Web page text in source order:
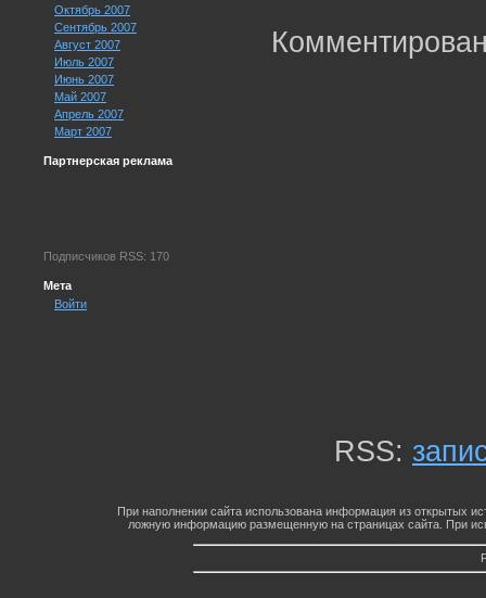
Октябрь 2007
Сентябрь 2007
Август 2007
Июль 2007
Июнь 2007
Май 2007
Апрель 2007
Март 2007
Партнерская реклама
Подписчиков RSS: 170
Мета
Войти
RSS:
При наполнении сайта использована информация из открытых
ложную информацию размещенную на страницах сайта. При